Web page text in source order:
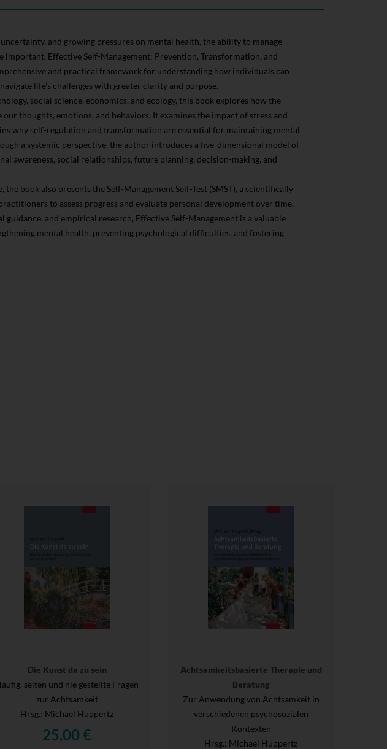
and growing pressures on mental health, the ability to manage
important. Effective Self-Management: Prevention, Transformation, and
and practical framework for understanding how individuals can
life’s challenges with greater clarity and purpose.
social science, economics, and ecology, this book explores how the
thoughts, emotions, and behaviors. It examines the impact of stress and
why self-regulation and transformation are essential for maintaining mental
a systemic perspective, the author introduces a five-dimensional model of
awareness, social relationships, future planning, decision-making, and
the book also presents the Self-Management Self-Test (SMST), a scientifically
to assess progress and evaluate personal development over time.
and empirical research, Effective Self-Management is a valuable
mental health, preventing psychological difficulties, and fostering
Die Kunst da zu sein
selten und nie gestellte Fragen
zur Achtsamkeit
Hrsg.: Michael Huppertz
25,00 €
Achtsamkeitsbasierte Therapie und
Beratung
Zur Anwendung von Achtsamkeit in
verschiedenen psychosozialen
Kontexten
Hrsg.: Michael Huppertz